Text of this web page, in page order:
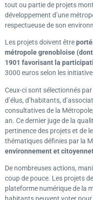
tout ou partie de projets
développement d’une
respectueuse de son
Les projets doivent être
métropole grenobloise
1901 favorisant la
3000 euros selon les
Ceux-ci sont sélectionnés par
d’élus, d’habitants,
consultatives de la
an. Ce dernier juge de la
pertinence des projets et de
thématiques définies par la
environnement et
De nombreuses actions,
coup de pouce. Les projets
plateforme numérique de la